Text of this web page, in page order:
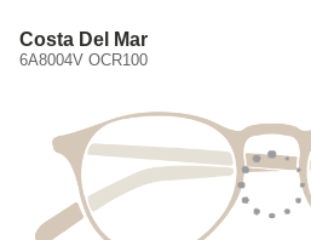
Costa Del Mar
6A8004V OCR100